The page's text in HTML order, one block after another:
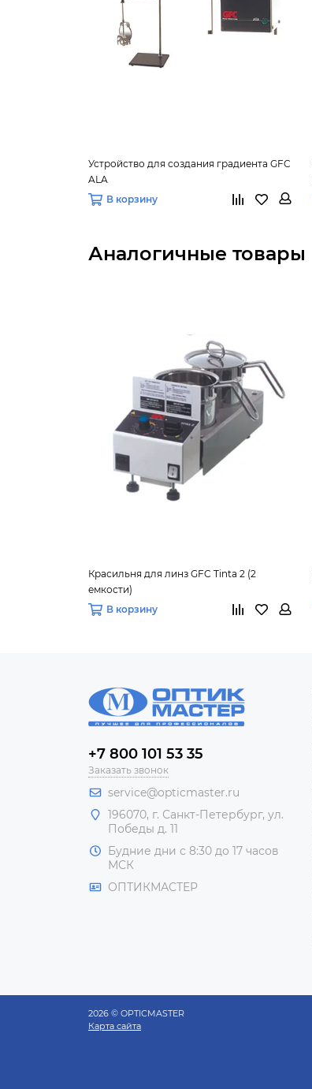
Устройство для создания градиента GFC
ALA
В корзину
Аналогичные товары
Красильня для линз GFC Tinta 2 (2
емкости)
В корзину
+7 800 101 53 35
Заказать звонок
service@opticmaster.ru
196070, г. Санкт-Петербург, ул.
Победы д. 11
Будние дни с 8:30 до 17 часов
МСК
ОПТИКМАСТЕР
2026 © OPTICMASTER
Карта сайта